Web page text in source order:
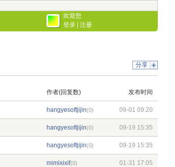
欢迎您
登录
注册
分享
作者(回复数) 发布时间
hangyesoftjijin(0) 09-01 09:20
hangyesoftjijin(0) 09-19 15:35
hangyesoftjijin(0) 09-19 15:35
mimixixif(0) 01-31 17:05